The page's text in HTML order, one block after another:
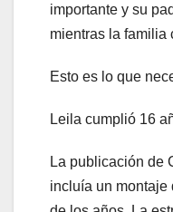
importante y su
mientras la familia
Esto es lo que
Leila cumplió 16
La publicación de
incluía un montaje